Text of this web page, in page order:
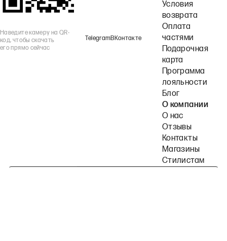
Наведите камеру на QR-
код, чтобы скачать
его прямо сейчас
TelegramВКонтакте
Условия
возврата
Оплата
частями
Подарочная
карта
Программа
лояльности
Блог
О компании
О нас
Отзывы
Контакты
Магазины
Стилистам